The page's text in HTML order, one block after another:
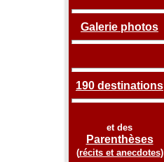
Galerie photos
190 destinations
et des
Parenthèses
(récits et anecdotes)